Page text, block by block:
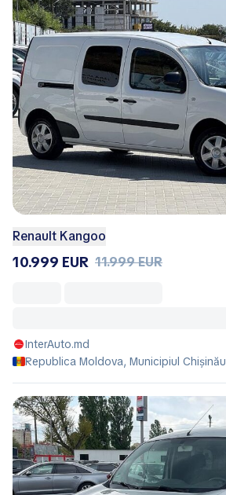
Renault Kangoo
10.999 EUR 11.999 EUR
InterAuto.md
Republica Moldova, Municipiul Chișinău